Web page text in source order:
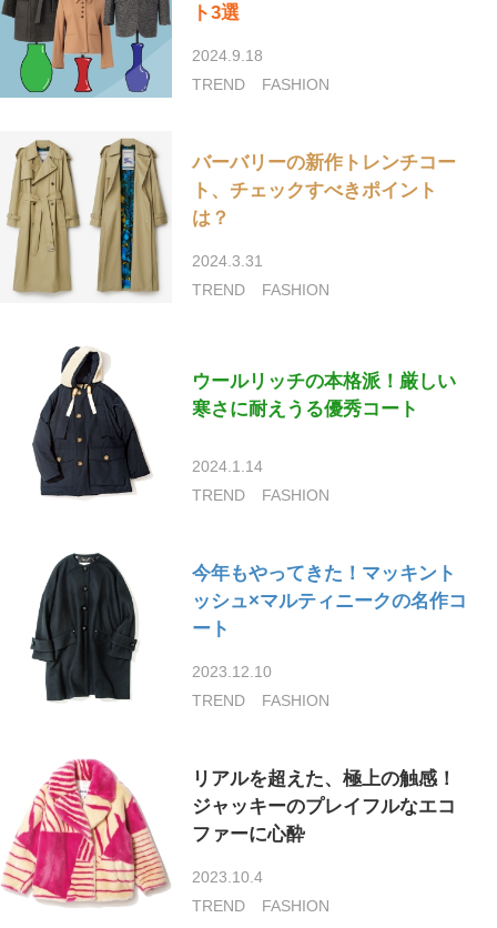
ト3選
2024.9.18
TREND
FASHION
バーバリーの新作トレンチコー
ト、チェックすべきポイント
は？
2024.3.31
TREND
FASHION
ウールリッチの本格派！厳しい
寒さに耐えうる優秀コート
2024.1.14
TREND
FASHION
今年もやってきた！マッキント
ッシュ×マルティニークの名作コ
ート
2023.12.10
TREND
FASHION
リアルを超えた、極上の触感！
ジャッキーのプレイフルなエコ
ファーに心酔
2023.10.4
TREND
FASHION